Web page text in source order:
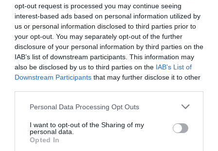
opt-out request is processed you may continue seeing
interest-based ads based on personal information utilized by
us or personal information disclosed to third parties prior to
your opt-out. You may separately opt-out of the further
disclosure of your personal information by third parties on the
IAB’s list of downstream participants. This information may
also be disclosed by us to third parties on the IAB’s List of
Downstream Participants that may further disclose it to other
Please note that this website/app uses one or more Google
not limited to your visit or usage behaviour. You may click to
grant or deny consent to Google and its third-party tags to
use your data for below specified purposes in below Google
Personal Data Processing Opt Outs
I want to opt-out of the Sharing of my
personal data.
Opted In
One Teaspoon And All The Worms In The Body
Die Instantly